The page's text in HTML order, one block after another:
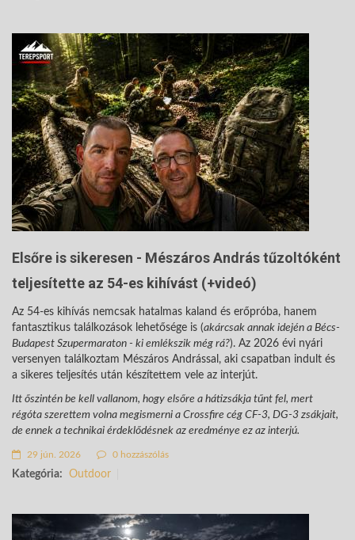
Elsőre is sikeresen - Mészáros András tűzoltóként
teljesítette az 54-es kihívást (+videó)
Az 54-es kihívás nemcsak hatalmas kaland és erőpróba, hanem
fantasztikus találkozások lehetősége is (akárcsak annak idején a Bécs-
Budapest Szupermaraton - ki emlékszik még rá?). Az 2026 évi nyári
versenyen találkoztam Mészáros Andrással, aki csapatban indult és
a sikeres teljesítés után készítettem vele az interjút.
Itt őszintén be kell vallanom, hogy elsőre a hátizsákja tűnt fel, mert
régóta szerettem volna megismerni a Crossfire cég CF-3, DG-3 zsákjait,
de ennek a technikai érdeklődésnek az eredménye ez az interjú.
29 jún. 2026 0 hozzászólás
Kategória: Outdoor